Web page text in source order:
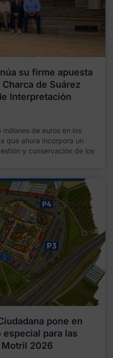
su firme apuesta
de Suárez
Interpretación
de euros en los
que ahora incorpora un
y conservación de los
pone en
para las
Motril 2026